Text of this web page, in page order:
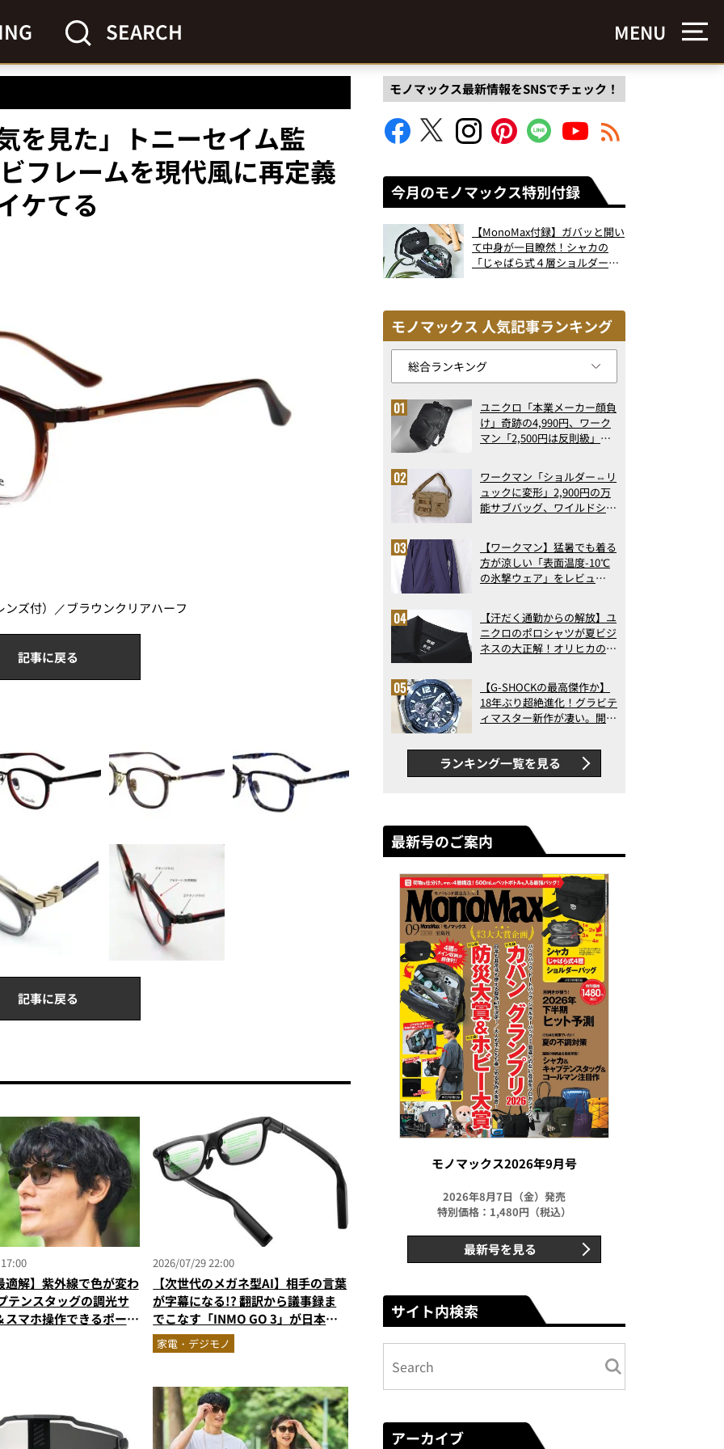
SEARCH MENU
を見た」トニーセイム監
フレームを現代風に再定義
ケてる
ズ付）／ブラウンクリアハーフ
記事に戻る
記事に戻る
適解】紫外線で色が変わ
テンスタッグの調光サ
スマホ操作できるポーチ
2026/07/29 22:00
【次世代のメガネ型AI】相手の言葉
が字幕になる!? 翻訳から議事録ま
でこなす「INMO GO 3」が日本上
陸家電・デジモノ
モノマックス最新情報をSNSでチェック！
今月のモノマックス特別付録
【MonoMax付録】ガバッと開い
て中身が一目瞭然！シャカの
「じゃばら式４層ショルダーバ
モノマックス 人気記事ランキング
ユニクロ「本業メーカー顔負
け」奇跡の4,990円、ワーク
マン「2,500円は反則級」凄
ト3】（2026年6月版）
ワークマン「ショルダー⇔リ
ュックに変形」2,900円の万
能サブバッグ、ワイルドシン
記事ランキングベスト3】
（2026年6月版）
【ワークマン】猛暑でも着る
方が涼しい「表面温度-10℃
の氷撃ウェア」をレビュ
【汗だく通勤からの解放】ユ
ニクロのポロシャツが夏ビジ
ネスの大正解！オリヒカの透
アの実力
【G-SHOCKの最高傑作か】
18年ぶり超絶進化！グラビテ
ィマスター新作が凄い。開発
新ムーブメントの衝撃
ランキング一覧を見る
最新号のご案内
モノマックス2026年9月号
2026年8月7日（金）発売
特別価格：1,480円（税込）
最新号を見る
サイト内検索
アーカイブ